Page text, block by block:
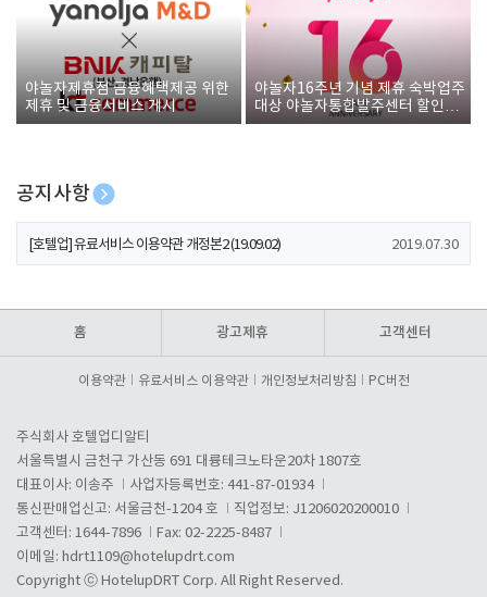
야놀자제휴점 금융혜택제공 위한
제휴 및 금융서비스 게시
야놀자16주년 기념 제휴 숙박업주
대상 야놀자통합발주센터 할인쿠
폰 증정
공지사항
[호텔업] 개인정보 처리방침 개정본1 (19.09.02)
[호텔업] 유료서비스 이용약관 개정본2 (19.09.02) 2019.07.30
홈 광고제휴 고객센터
이용약관 유료서비스 이용약관 개인정보처리방침 PC버전
주식회사 호텔업디알티
서울특별시 금천구 가산동 691 대륭테크노타운20차 1807호
대표이사: 이송주
사업자등록번호: 441-87-01934
통신판매업신고: 서울금천-1204 호
직업정보: J1206020200010
고객센터: 1644-7896
Fax: 02-2225-8487
이메일: hdrt1109@hotelupdrt.com
Copyright ⓒ HotelupDRT Corp. All Right Reserved.